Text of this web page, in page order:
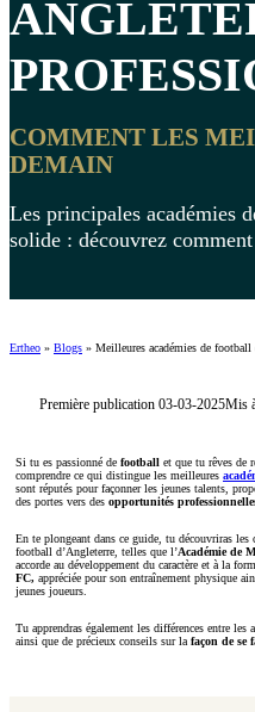
COMMENT LES
DEMAIN
Les principales académies
solide : découvrez
Ertheo » Blogs » Meilleures académies de football
Première publication 03-03-2025Mis
Si tu es passionné de football et que tu rêves de
comprendre ce qui distingue les meilleures
sont réputés pour façonner les jeunes talents,
des portes vers des opportunités
En te plongeant dans ce guide, tu découvriras les
football d’Angleterre, telles que l’Académie de
accorde au développement du caractère et à la
FC, appréciée pour son entraînement physique
jeunes joueurs.
Tu apprendras également les différences entre
ainsi que de précieux conseils sur lafaçon de se